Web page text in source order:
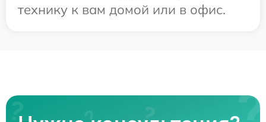
технику к вам домой или в офис.